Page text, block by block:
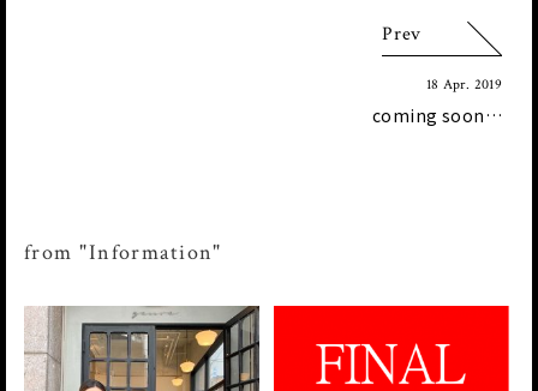
Prev
18 Apr. 2019
coming soon…
from "Information"